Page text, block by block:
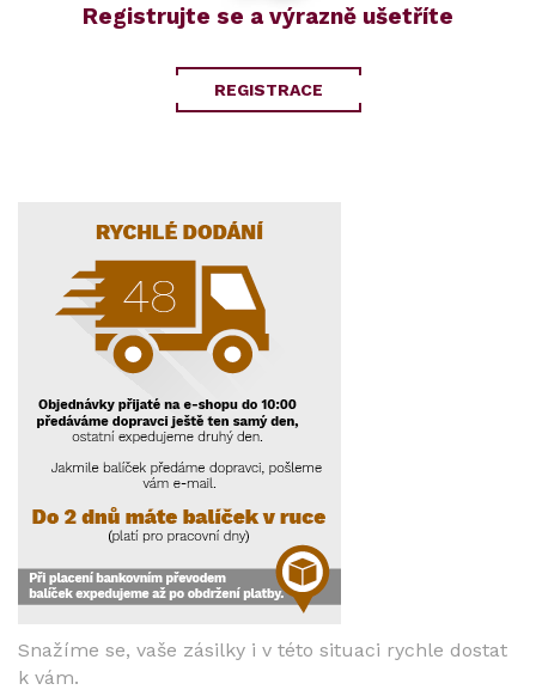
Registrujte se a výrazně ušetříte
REGISTRACE
Snažíme se, vaše zásilky i v této situaci rychle dostat
k vám.